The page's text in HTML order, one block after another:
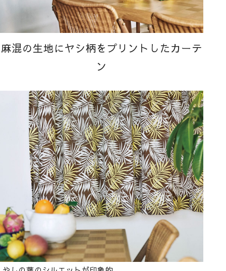
麻混の生地にヤシ柄をプリントしたカーテ
ン